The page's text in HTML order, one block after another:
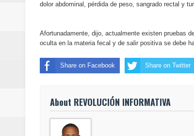
dolor abdominal, pérdida de peso, sangrado rectal y
Afortunadamente, dijo, actualmente existen pruebas
oculta en la materia fecal y de salir positiva se debe
Share on Facebook Share on Twitter
About REVOLUCIÓN INFORMATIVA